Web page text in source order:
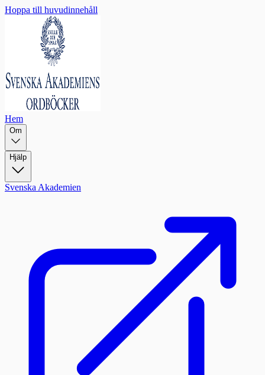
Hoppa till huvudinnehåll
Hem
Om
Hjälp
Svenska Akademien